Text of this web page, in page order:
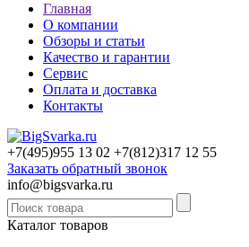
Главная
О компании
Обзоры и статьи
Качество и гарантии
Сервис
Оплата и доставка
Контакты
+7(495)955 13 02 +7(812)317 12 55
Заказать обратный звонок
info@bigsvarka.ru
Каталог товаров